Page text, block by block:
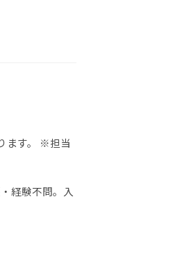
ます。 ※担当
経験不問。入